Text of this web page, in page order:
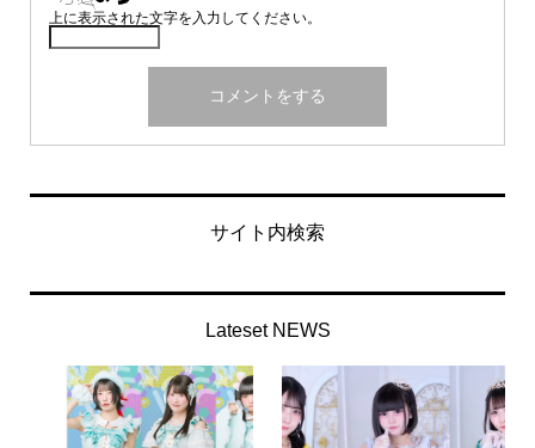
上に表示された文字を入力してください。
サイト内検索
Lateset NEWS